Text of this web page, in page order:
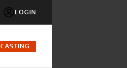
LOGIN
CASTING